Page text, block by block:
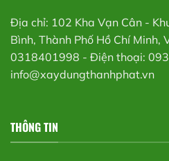
Địa chỉ: 102 Kha Vạn Cân -
Bình, Thành Phố Hồ Chí Minh,
0318401998 - Điện thoại:
info@xaydungthanhphat.vn
THÔNG TIN